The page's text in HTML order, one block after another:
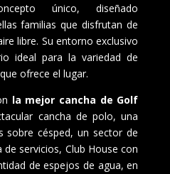
único, diseñado
familias que disfrutan de
libre. Su entorno exclusivo
ideal para la variedad de
ofrece el lugar.
la mejor cancha de Golf
cancha de polo, una
sobre césped, un sector de
servicios, Club House con
de espejos de agua, en